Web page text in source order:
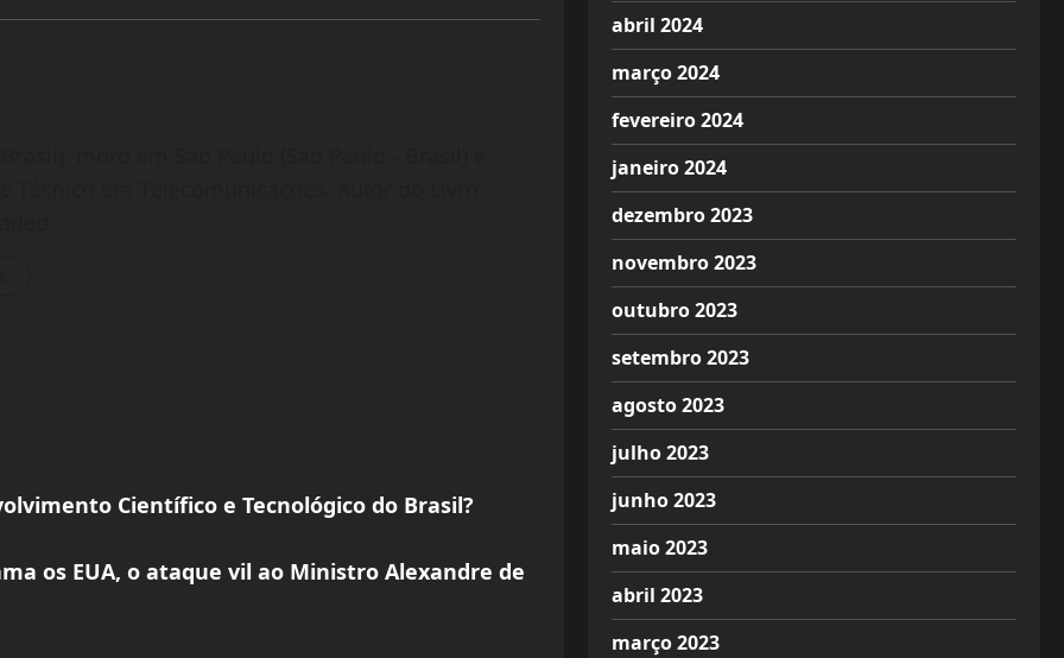
Científico e Tecnológico do Brasil?
os EUA, o ataque vil ao Ministro Alexandre de
abril 2024
março 2024
fevereiro 2024
janeiro 2024
dezembro 2023
novembro 2023
outubro 2023
setembro 2023
agosto 2023
julho 2023
junho 2023
maio 2023
abril 2023
março 2023